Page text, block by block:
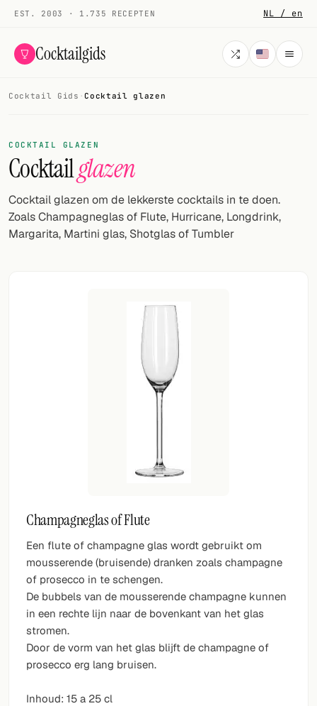
EST. 2003 · 1.735 RECEPTEN NL / en
Cocktailgids
COCKTAILS
Alle cocktails
Smoothies
Alcoholvrij
Voeg hier uw eigen cocktail of smoothie toe.
Cocktail bar
Eenheden
Links
Zoeken
VOLG
Cocktail Gids ·Cocktail glazen
COCKTAIL GLAZEN
Cocktailglazen
Cocktail glazen om de lekkerste cocktails in te doen.
Zoals Champagneglas of Flute, Hurricane, Longdrink,
Margarita, Martini glas, Shotglas of Tumbler
Champagneglas of Flute
Een flute of champagne glas wordt gebruikt om
mousserende (bruisende) dranken zoals champagne
of prosecco in te schengen.
De bubbels van de mousserende champagne kunnen
in een rechte lijn naar de bovenkant van het glas
stromen.
Door de vorm van het glas blijft de champagne of
prosecco erg lang bruisen.
Inhoud: 15 a 25 cl